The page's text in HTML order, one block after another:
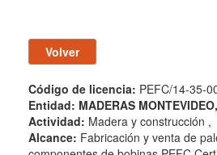
Código de licencia: PEFC/14-35-
Entidad: MADERAS
Actividad: Madera y construcción ,
Alcance: Fabricación y venta de